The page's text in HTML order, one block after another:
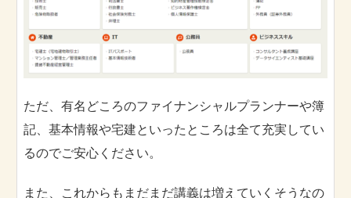
ただ、有名どころのファイナンシャルプランナーや簿
記、基本情報や宅建といったところは全て充実してい
るのでご安心ください。
また、これからもまだまだ講義は増えていくそうなの